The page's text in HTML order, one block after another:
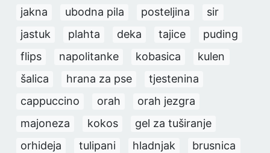
jakna
ubodna pila posteljina
sir
jastuk
plahta deka tajice
puding
flips
napolitanke kobasica
kulen
šalica
hrana za pse
tjestenina
cappuccino
orah
orah jezgra
majoneza
kokos
gel za tuširanje
orhideja
tulipani hladnjak
brusnica